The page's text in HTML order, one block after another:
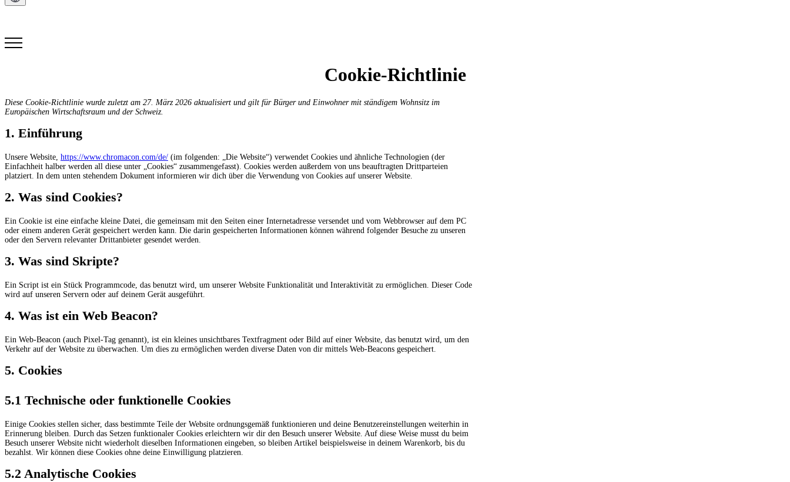
Cookie-Richtlinie
Diese Cookie-Richtlinie wurde zuletzt am 27. März 2026 aktualisiert und gilt für Bürger und Einwohner mit ständigem Wohnsitz im
Europäischen Wirtschaftsraum und der Schweiz.
1. Einführung
Unsere Website, https://www.chromacon.com/de/ (im folgenden: „Die Website“) verwendet Cookies und ähnliche Technologien (der
Einfachheit halber werden all diese unter „Cookies“ zusammengefasst). Cookies werden außerdem von uns beauftragten Drittparteien
platziert. In dem unten stehendem Dokument informieren wir dich über die Verwendung von Cookies auf unserer Website.
2. Was sind Cookies?
Ein Cookie ist eine einfache kleine Datei, die gemeinsam mit den Seiten einer Internetadresse versendet und vom Webbrowser auf dem PC
oder einem anderen Gerät gespeichert werden kann. Die darin gespeicherten Informationen können während folgender Besuche zu unseren
oder den Servern relevanter Drittanbieter gesendet werden.
3. Was sind Skripte?
Ein Script ist ein Stück Programmcode, das benutzt wird, um unserer Website Funktionalität und Interaktivität zu ermöglichen. Dieser Code
wird auf unseren Servern oder auf deinem Gerät ausgeführt.
4. Was ist ein Web Beacon?
Ein Web-Beacon (auch Pixel-Tag genannt), ist ein kleines unsichtbares Textfragment oder Bild auf einer Website, das benutzt wird, um den
Verkehr auf der Website zu überwachen. Um dies zu ermöglichen werden diverse Daten von dir mittels Web-Beacons gespeichert.
5. Cookies
5.1 Technische oder funktionelle Cookies
Einige Cookies stellen sicher, dass bestimmte Teile der Website ordnungsgemäß funktionieren und deine Benutzereinstellungen weiterhin in
Erinnerung bleiben. Durch das Setzen funktionaler Cookies erleichtern wir dir den Besuch unserer Website. Auf diese Weise musst du beim
Besuch unserer Website nicht wiederholt dieselben Informationen eingeben, so bleiben Artikel beispielsweise in deinem Warenkorb, bis du
bezahlst. Wir können diese Cookies ohne deine Einwilligung platzieren.
5.2 Analytische Cookies